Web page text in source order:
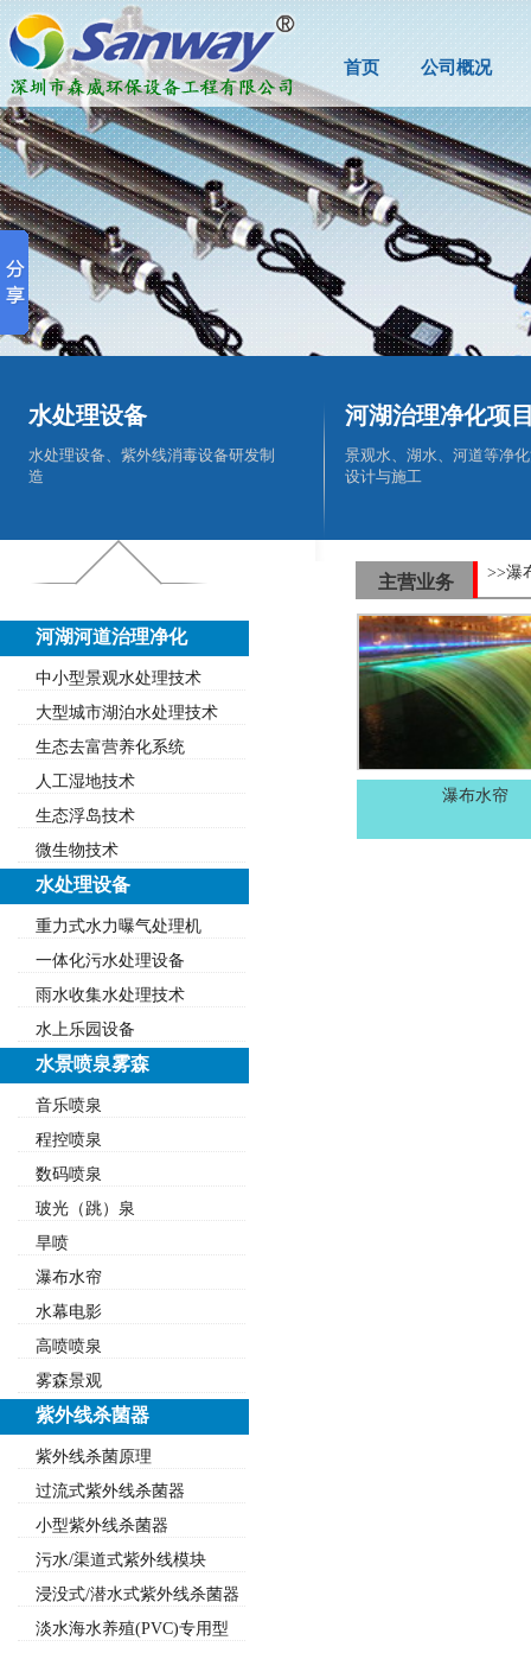
首页 公司概况
水处理设备
水处理设备、紫外线消毒设备研发制
造
河湖治理净化项
景观水、湖水、河道等净
设计与施工
河湖河道治理净化
中小型景观水处理技术
大型城市湖泊水处理技术
生态去富营养化系统
人工湿地技术
生态浮岛技术
微生物技术
水处理设备
重力式水力曝气处理机
一体化污水处理设备
雨水收集水处理技术
水上乐园设备
水景喷泉雾森
音乐喷泉
程控喷泉
数码喷泉
玻光（跳）泉
旱喷
瀑布水帘
水幕电影
高喷喷泉
雾森景观
紫外线杀菌器
紫外线杀菌原理
过流式紫外线杀菌器
小型紫外线杀菌器
污水/渠道式紫外线模块
浸没式/潜水式紫外线杀菌器
淡水海水养殖(PVC)专用型
主营业务 >>瀑
瀑布水帘